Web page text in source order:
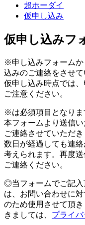
超ホーダイ
仮申し込み
仮申し込みフ
※申し込みフォームか
込みのご連絡をさせて
仮申し込み時点では
ご注意ください。
※は必須項目となりま
本フォームより送信
ご連絡させていただき
数日が経過しても連
考えられます。再度
ご連絡ください。
◎当フォームでご記入
は、お問い合わせに
のため使用させて頂
きましては、 プライ